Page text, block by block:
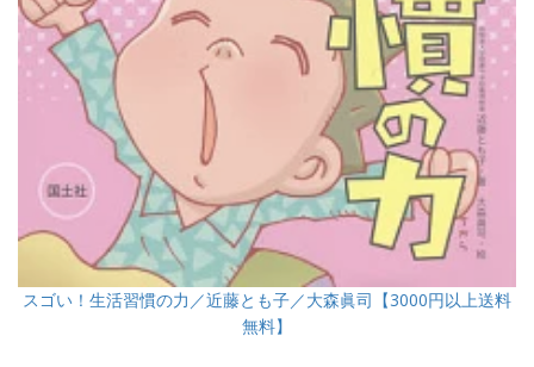
スゴい！生活習慣の力／近藤とも子／大森眞司【3000円以上送料
無料】